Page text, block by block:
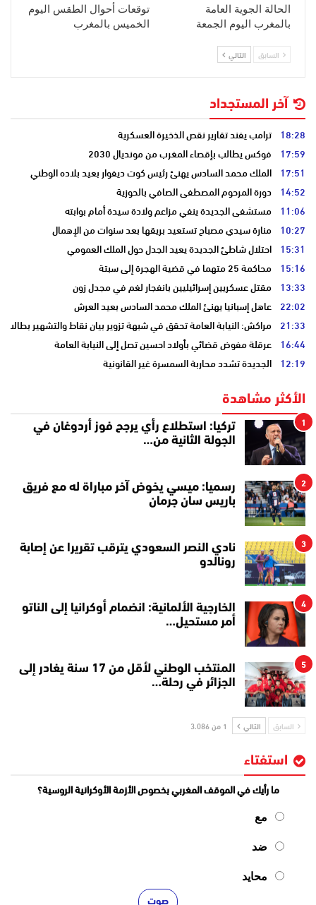
الحالة الجوية العامة
بالمغرب اليوم الجمعة
توقعات أحوال الطقس اليوم
الخميس بالمغرب
السابق التالي
آخر المستجداد
18:28 ترامب يفند تقارير نقص الذخيرة العسكرية
17:59 فوكس يطالب بإقصاء المغرب من مونديال 2030
17:51 الملك محمد السادس يهنئ رئيس كوت ديفوار بعيد بلاده الوطني
14:52 دورة المرحوم المصطفى الصافي بالحوزية
11:06 مستشفى الجديدة ينفي مزاعم ولادة سيدة أمام بوابته
10:27 منارة سيدي مصباح تستعيد بريقها بعد سنوات من الإهمال
15:31 احتلال شاطئ الجديدة يعيد الجدل حول الملك العمومي
15:16 محاكمة 25 متهما في قضية الهجرة إلى سبتة
13:33 مقتل عسكريين إسرائيليين بانفجار لغم في مجدل زون
22:02 عاهل إسبانيا يهنئ الملك محمد السادس بعيد العرش
21:33 مراكش: النيابة العامة تحقق في شبهة تزوير بيان نقاط والتشهير بطالب
16:44 عرقلة مفوض قضائي بأولاد احسين تصل إلى النيابة العامة
12:19 الجديدة تشدد محاربة السمسرة غير القانونية
الأكثر مشاهدة
1
تركيا: استطلاع رأي يرجح فوز أردوغان في
الجولة الثانية من…
2
رسميا: ميسي يخوض آخر مباراة له مع فريق
باريس سان جرمان
3
نادي النصر السعودي يترقب تقريرا عن إصابة
رونالدو
4
الخارجية الألمانية: انضمام أوكرانيا إلى الناتو
أمر مستحيل…
5
المنتخب الوطني لأقل من 17 سنة يغادر إلى
الجزائر في رحلة…
السابق التالي 1 من 3٬086
استفتاء
ما رأيك في الموقف المغربي بخصوص الأزمة الأوكرانية الروسية؟
مع
ضد
محايد